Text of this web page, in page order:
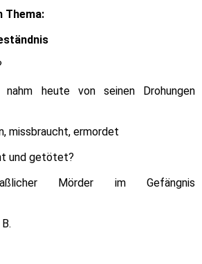
Thema:
nahm heute von seinen Drohungen
missbraucht, ermordet
und getötet?
Mörder im Gefängnis